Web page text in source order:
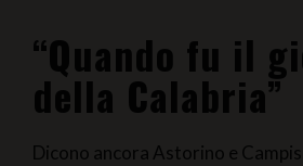
“Quando fu il
della Calabria”
Dicono ancora Astorino e